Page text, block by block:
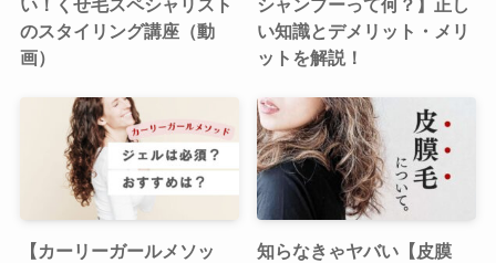
のスタイリング講座（動
画）
い知識とデメリット・メリ
ットを解説！
【カーリーガールメソッ
知らなきゃヤバい【皮膜